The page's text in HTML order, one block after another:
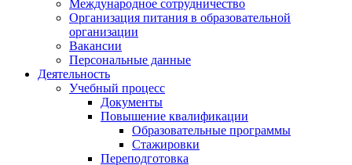
Международное сотрудничество
Организация питания в образовательной
организации
Вакансии
Персональные данные
Деятельность
Учебный процесс
Документы
Повышение квалификации
Образовательные программы
Стажировки
Переподготовка